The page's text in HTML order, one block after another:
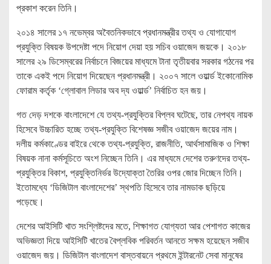
প্রকাশ করেন তিনি।
২০১৪ সালের ১৭ নভেম্বর অবৈতনিকভাবে প্রধানমন্ত্রীর তথ্য ও যোগাযোগ
প্রযুক্তি বিষয়ক উপদেষ্টা পদে নিয়োগ দেয়া হয় সচিব ওয়াজেদ জয়কে। ২০১৮
সালের ২৯ ডিসেম্বরের নির্বাচনে বিজয়ের মাধ্যমে টানা তৃতীয়বার সরকার গঠনের পর
তাকে একই পদে নিয়োগ দিয়েছেন প্রধানমন্ত্রী। ২০০৭ সালে ওয়ার্ল্ড ইকোনোমিক
ফোরাম কর্তৃক ‘গ্লোবাল লিডার অব দ্য ওয়ার্ল্ড’ নির্বাচিত হন জয়।
গত দেড় দশকে বাংলাদেশে যে তথ্য-প্রযুক্তির বিপ্লব ঘটেছে, তার নেপথ্য নায়ক
হিসেবে উচ্চারিত হচ্ছে তথ্য-প্রযুক্তি বিশেষজ্ঞ সজীব ওয়াজেদ জয়ের নাম।
দলীয় কর্মকাণ্ডের বাইরে থেকে তথ্য-প্রযুক্তি, রাজনীতি, আর্থসামাজিক ও শিক্ষা
বিষয়ক নানা কর্মসূচিতে অংশ নিচ্ছেন তিনি। এর মাধ্যমে দেশের তরুণদের তথ্য-
প্রযুক্তির বিকাশ, প্রযুক্তিনির্ভর উদ্যোক্তা তৈরির ওপর জোর দিচ্ছেন তিনি।
ইতোমধ্যে ‘ডিজিটাল বাংলাদেশের’ স্থপতি হিসেবে তার নামডাক ছড়িয়ে
পড়েছে।
দেশের আইসিটি খাত সংশ্লিষ্টদের মতে, শিক্ষাগত যোগ্যতা আর পেশাগত কাজের
অভিজ্ঞতা দিয়ে আইসিটি খাতের বৈপ্লবিক পরিবর্তন আনতে সক্ষম হয়েছেন সজীব
ওয়াজেদ জয়। ডিজিটাল বাংলাদেশ বাস্তবায়নে প্রথমে ইন্টারনেট সেবা মানুষের